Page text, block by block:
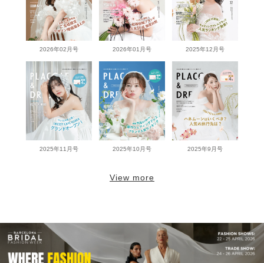
2026年02月号 2026年01月号 2025年12月号
2025年11月号 2025年10月号 2025年9月号
View more